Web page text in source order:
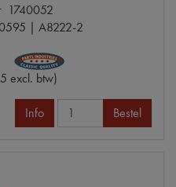
1740052
| A8222-2
excl. btw)
Info Bestel